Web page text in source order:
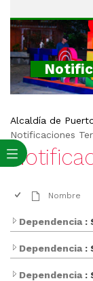
Alcaldía de
Notificaciones
Nombre
Dependencia :
Dependencia :
Dependencia :